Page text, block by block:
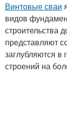
Винтовые сваи
видов
строительства
представляют
заглубляются в
строений на